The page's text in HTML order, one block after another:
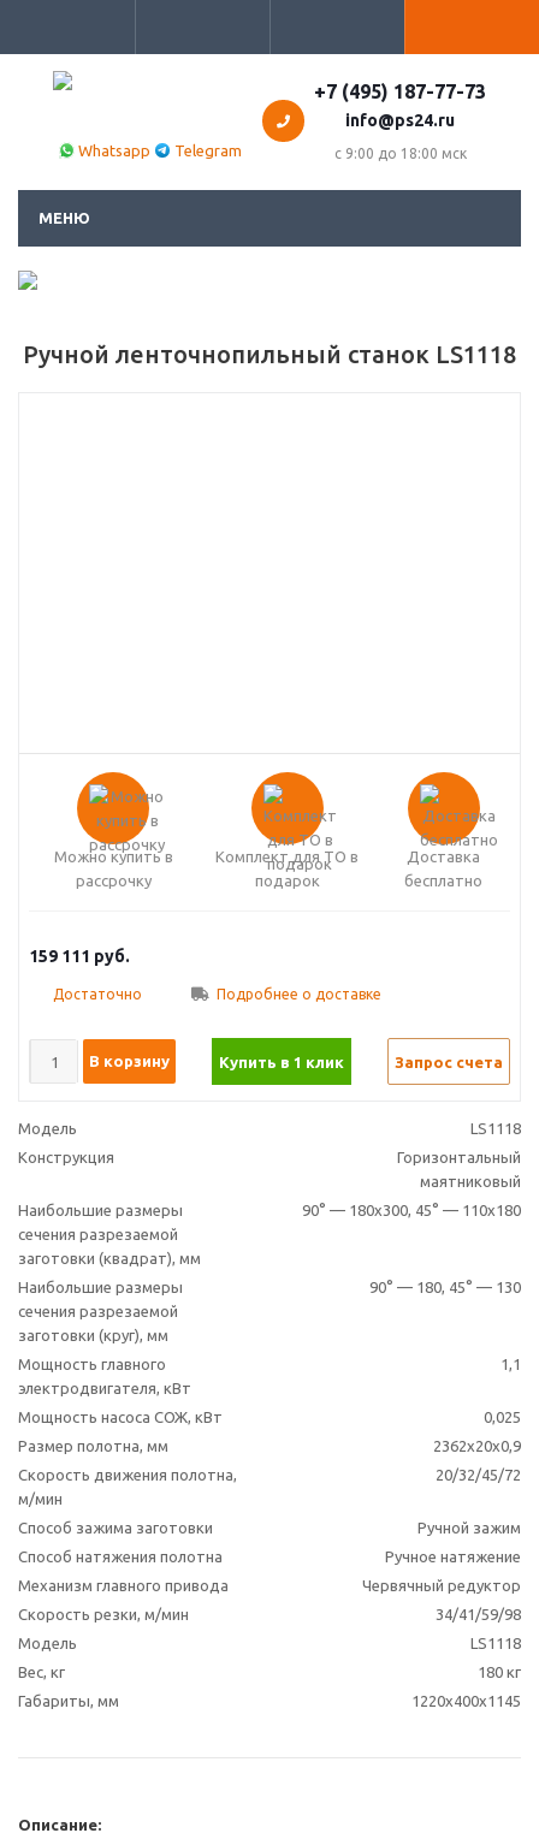
Whatsapp Telegram
+7 (495) 187-77-73
info@ps24.ru
с 9:00 до 18:00 мск
МЕНЮ
Ручной ленточнопильный станок LS1118
Можно купить в
рассрочку
Комплект для ТО в
подарок
Доставка
бесплатно
159 111 руб.
Достаточно Подробнее о доставке
В корзину Купить в 1 клик Запрос счета
Модель
LS1118
Конструкция
Горизонтальный
маятниковый
Наибольшие размеры
сечения разрезаемой
заготовки (квадрат), мм
90° — 180х300, 45° — 110x180
Наибольшие размеры
сечения разрезаемой
заготовки (круг), мм
90° — 180, 45° — 130
Мощность главного
электродвигателя, кВт
1,1
Мощность насоса СОЖ, кВт
0,025
Размер полотна, мм
2362х20х0,9
Скорость движения полотна,
м/мин
20/32/45/72
Способ зажима заготовки
Ручной зажим
Способ натяжения полотна
Ручное натяжение
Механизм главного привода
Червячный редуктор
Скорость резки, м/мин
34/41/59/98
Модель
LS1118
Вес, кг
180 кг
Габариты, мм
1220х400х1145
Описание: